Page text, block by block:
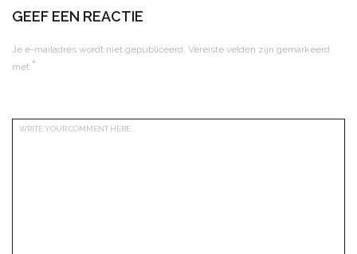
GEEF EEN REACTIE
Je e-mailadres wordt niet gepubliceerd. Vereiste velden zijn gemarkeerd
met *